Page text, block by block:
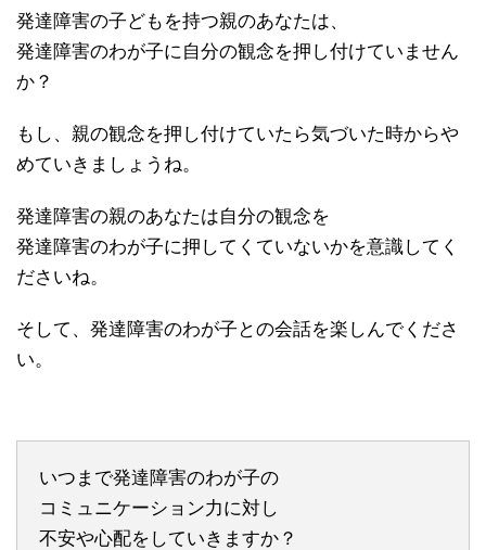
発達障害の子どもを持つ親のあなたは、
発達障害のわが子に自分の観念を押し付けていません
か？
もし、親の観念を押し付けていたら気づいた時からや
めていきましょうね。
発達障害の親のあなたは自分の観念を
発達障害のわが子に押してくていないかを意識してく
ださいね。
そして、発達障害のわが子との会話を楽しんでくださ
い。
いつまで発達障害のわが子の
コミュニケーション力に対し
不安や心配をしていきますか？